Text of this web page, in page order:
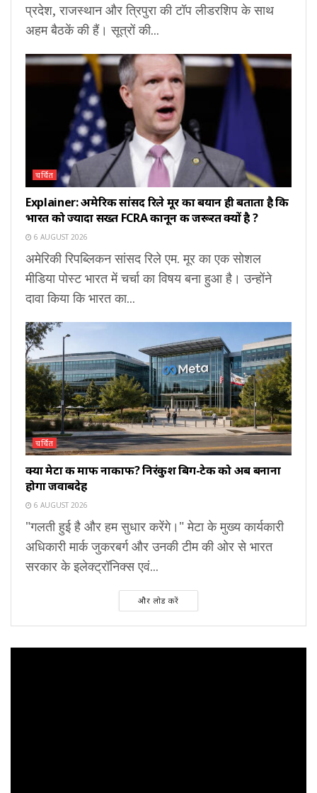
प्रदेश, राजस्थान और त्रिपुरा की टॉप लीडरशिप के साथ
अहम बैठकें की हैं। सूत्रों की...
चर्चित
Explainer: अमेरिकी सांसद रिले मूर का बयान ही बताता है कि
भारत को ज्यादा सख्त FCRA कानून की जरूरत क्यों है ?
6 AUGUST 2026
अमेरिकी रिपब्लिकन सांसद रिले एम. मूर का एक सोशल
मीडिया पोस्ट भारत में चर्चा का विषय बना हुआ है। उन्होंने
दावा किया कि भारत का...
चर्चित
क्या मेटा की माफी नाकाफी? निरंकुश बिग-टेक को अब बनाना
होगा जवाबदेह
6 AUGUST 2026
"गलती हुई है और हम सुधार करेंगे।" मेटा के मुख्य कार्यकारी
अधिकारी मार्क जुकरबर्ग और उनकी टीम की ओर से भारत
सरकार के इलेक्ट्रॉनिक्स एवं...
और लोड करें